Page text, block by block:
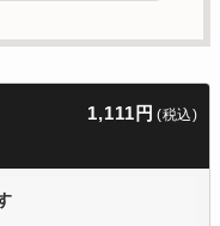
1,111円 (税込)